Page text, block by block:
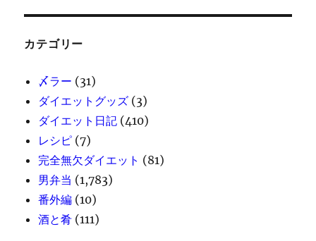
カテゴリー
〆ラー (31)
ダイエットグッズ (3)
ダイエット日記 (410)
レシピ (7)
完全無欠ダイエット (81)
男弁当 (1,783)
番外編 (10)
酒と肴 (111)